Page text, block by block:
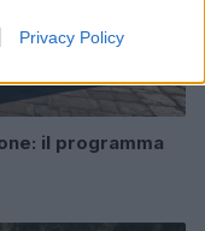
Privacy Policy
il programma